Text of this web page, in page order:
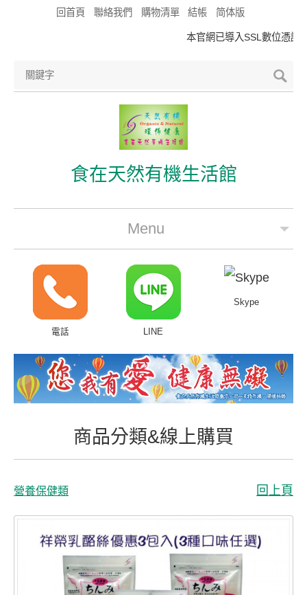
回首頁 聯絡我們 購物清單 結帳 简体版
本官網已導入SSL數位憑證，
食在天然有機生活館
Menu
公司簡介
最新優惠
商品分類&線上購買
常見問題
客戶付費回傳
電話 LINE
Skype
商品分類&線上購買
營養保健類 回上頁